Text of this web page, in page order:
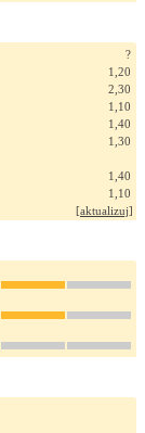
?
1,20
2,30
1,10
1,40
1,30
1,40
1,10
[aktualizuj]